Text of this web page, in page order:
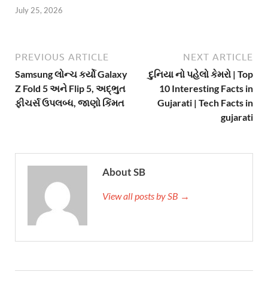
July 25, 2026
PREVIOUS ARTICLE
Samsung લોન્ચ કર્યો Galaxy
Z Fold 5 અને Flip 5, અદ્ભુત
ફીચર્સ ઉપલબ્ધ, જાણો કિંમત
NEXT ARTICLE
દુનિયા નો પહેલો કેમરો | Top
10 Interesting Facts in
Gujarati | Tech Facts in
gujarati
About SB
View all posts by SB →